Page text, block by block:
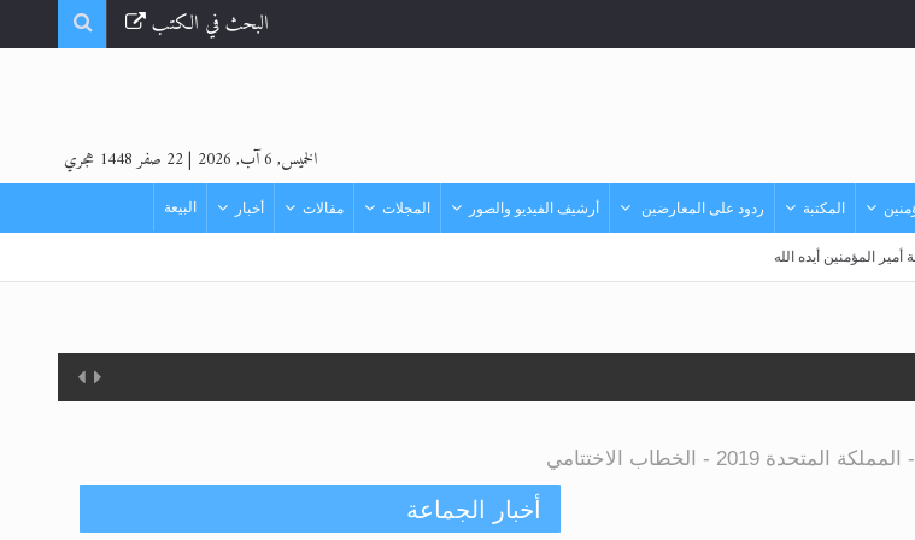
البحث في الكتب
الخميس, 6 آب, 2026 |22 صفر 1448 هجري
المكتبة ردود على المعارضين أرشيف الفيديو والصور المجلات مقالات أخبار البيعة
أمير المؤمنين أيده الله
أيده الله والمكتب العربي >> المزيد
2019 - الخطاب الاختتامي
أخبار الجماعة